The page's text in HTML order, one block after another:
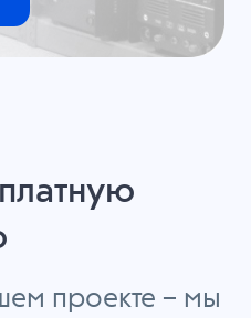
проекте – мы